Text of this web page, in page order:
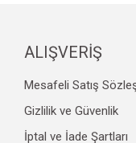
ALIŞVERİŞ
Mesafeli Satış
Gizlilik ve Güvenlik
İptal ve İade Şartları